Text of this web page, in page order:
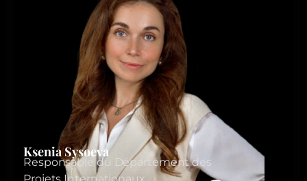
Ksenia Sysoeva
Responsable du Département des